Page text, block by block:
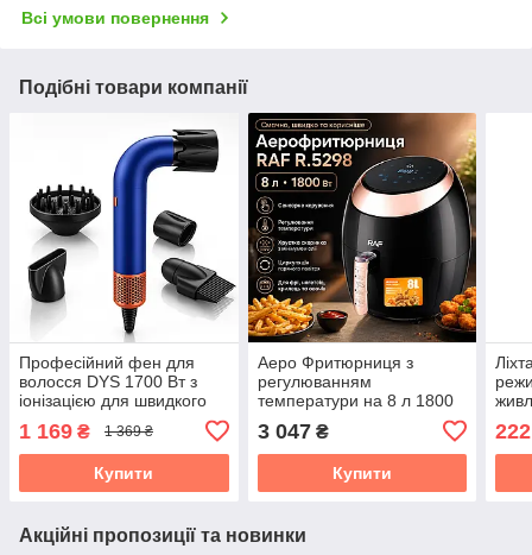
Всі умови повернення
Подібні товари компанії
Професійний фен для
волосся DYS 1700 Вт з
іонізацією для швидкого
1 169 ₴ 1 369 ₴
Купити
Аеро Фритюрниця з
регулюванням
температури на 8 л 1800
Вт RAF R.5298 Фритюр із
сенсорним керуванням
3 047₴
Купити
222
Акційні пропозиції та новинки